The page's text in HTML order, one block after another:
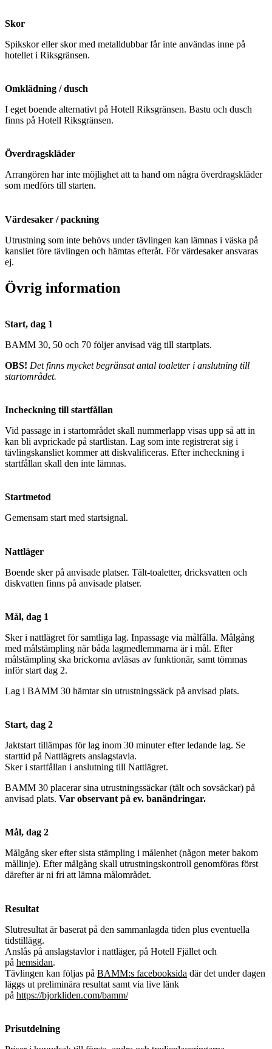
Skor
Spikskor eller skor med metalldubbar får inte användas inne på
hotellet i Riksgränsen.
Omklädning / dusch
I eget boende alternativt på Hotell Riksgränsen. Bastu och dusch
finns på Hotell Riksgränsen.
Överdragskläder
Arrangören har inte möjlighet att ta hand om några överdragskläder
som medförs till starten.
Värdesaker / packning
Utrustning som inte behövs under tävlingen kan lämnas i väska på
kansliet före tävlingen och hämtas efteråt. För värdesaker ansvaras
ej.
Övrig information
Start, dag 1
BAMM 30, 50 och 70 följer anvisad väg till startplats.
OBS! Det finns mycket begränsat antal toaletter i anslutning till
startområdet.
Incheckning till startfållan
Vid passage in i startområdet skall nummerlapp visas upp så att in
kan bli avprickade på startlistan. Lag som inte registrerat sig i
tävlingskansliet kommer att diskvalificeras. Efter incheckning i
startfållan skall den inte lämnas.
Startmetod
Gemensam start med startsignal.
Nattläger
Boende sker på anvisade platser. Tält-toaletter, dricksvatten och
diskvatten finns på anvisade platser.
Mål, dag 1
Sker i nattlägret för samtliga lag. Inpassage via målfålla. Målgång
med målstämpling när båda lagmedlemmarna är i mål. Efter
målstämpling ska brickorna avläsas av funktionär, samt tömmas
inför start dag 2.
Lag i BAMM 30 hämtar sin utrustningssäck på anvisad plats.
Start, dag 2
Jaktstart tillämpas för lag inom 30 minuter efter ledande lag. Se
starttid på Nattlägrets anslagstavla.
Sker i startfållan i anslutning till Nattlägret.
BAMM 30 placerar sina utrustningssäckar (tält och sovsäckar) på
anvisad plats. Var observant på ev. banändringar.
Mål, dag 2
Målgång sker efter sista stämpling i målenhet (någon meter bakom
mållinje). Efter målgång skall utrustningskontroll genomföras först
därefter är ni fri att lämna målområdet.
Resultat
Slutresultat är baserat på den sammanlagda tiden plus eventuella
tidstillägg.
Anslås på anslagstavlor i nattläger, på Hotell Fjället och
på hemsidan.
Tävlingen kan följas på BAMM:s facebooksida där det under dagen
läggs ut preliminära resultat samt via live länk
på https://bjorkliden.com/bamm/
Prisutdelning